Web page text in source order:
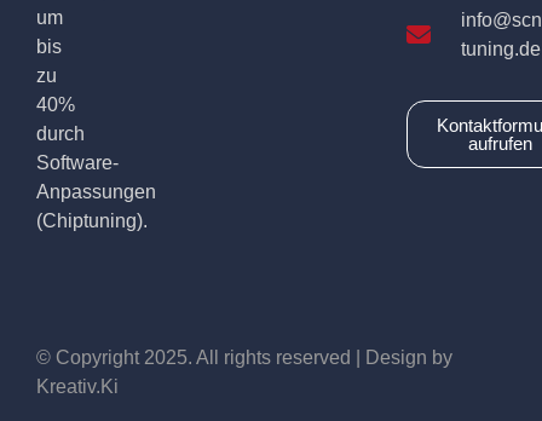
um
bis
zu
40%
durch
Software-
Anpassungen
(Chiptuning).
tuning.de
aufrufen
© Copyright 2025. All rights reserved | Design by
Kreativ.Ki